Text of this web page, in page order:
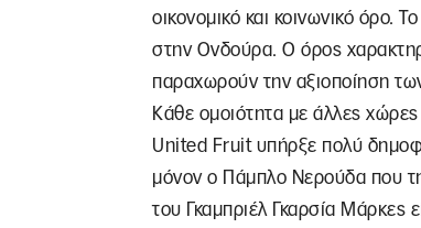
οικονομικό και κοινωνικό
στην Ονδούρα. Ο όρος
παραχωρούν την αξιοποίηση
Κάθε ομοιότητα με άλλες
United Fruit υπήρξε πολύ
μόνον ο Πάμπλο Νερούδα που
του Γκαμπριέλ Γκαρσία Μάρκες